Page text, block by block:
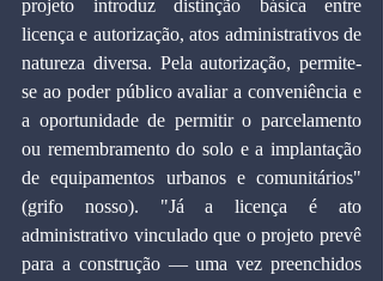
projeto introduz distinção básica entre
licença e autorização, atos administrativos de
natureza diversa. Pela autorização, permite-
se ao poder público avaliar a conveniência e
a oportunidade de permitir o parcelamento
ou remembramento do solo e a implantação
de equipamentos urbanos e comunitários"
(grifo nosso). "Já a licença é ato
administrativo vinculado que o projeto prevê
para a construção — uma vez preenchidos